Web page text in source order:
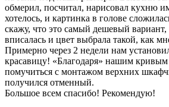
обмерил, посчитал, нарисовал кухню
хотелось, и картинка в голове
скажу, что это самый дешевый
вписалась и цвет выбрала такой, как
Примерно через 2 недели нам
красавицу! «Благодаря» нашим
помучиться с монтажом верхних
получился отменный.
Большое всем спасибо! Рекомендую!